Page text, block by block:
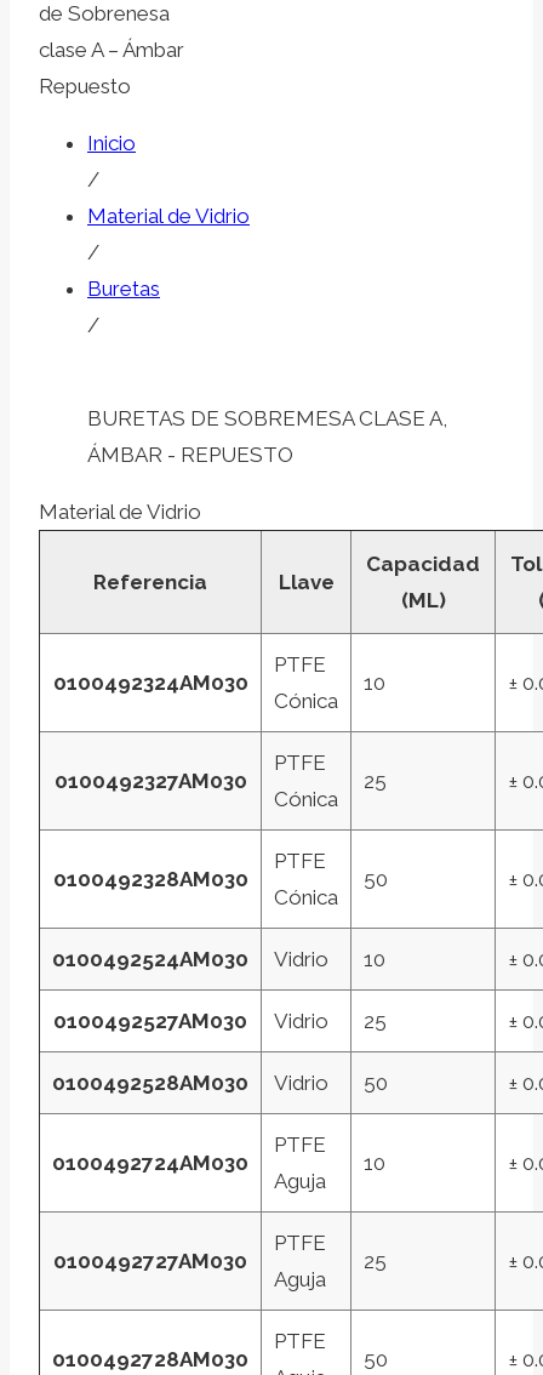
de Sobrenesa
clase A – Ámbar
Repuesto
Inicio
/
Material de Vidrio
/
Buretas
/
BURETAS DE SOBREMESA CLASE A,
ÁMBAR - REPUESTO
Material de Vidrio
Referencia Llave
Capacidad
(ML)
0100492324AM030
PTFE
Cónica
10 ±
0100492327AM030
PTFE
Cónica
25 ±
0100492328AM030
PTFE
Cónica
50 ±
0100492524AM030 Vidrio 10 ±
0100492527AM030 Vidrio 25 ±
0100492528AM030 Vidrio 50 ±
0100492724AM030
PTFE
Aguja
10 ±
0100492727AM030
PTFE
Aguja
25 ±
0100492728AM030
PTFE
50 ±